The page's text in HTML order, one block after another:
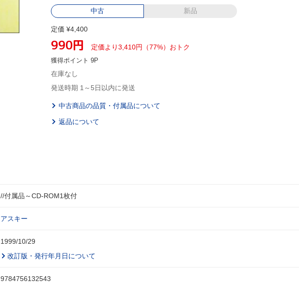
中古 新品
定価 ¥4,400
990円 定価より3,410円（77%）おトク
獲得ポイント 9P
在庫なし
発送時期 1～5日以内に発送
中古商品の品質・付属品について
返品について
//付属品～CD-ROM1枚付
アスキー
1999/10/29
改訂版・発行年月日について
9784756132543